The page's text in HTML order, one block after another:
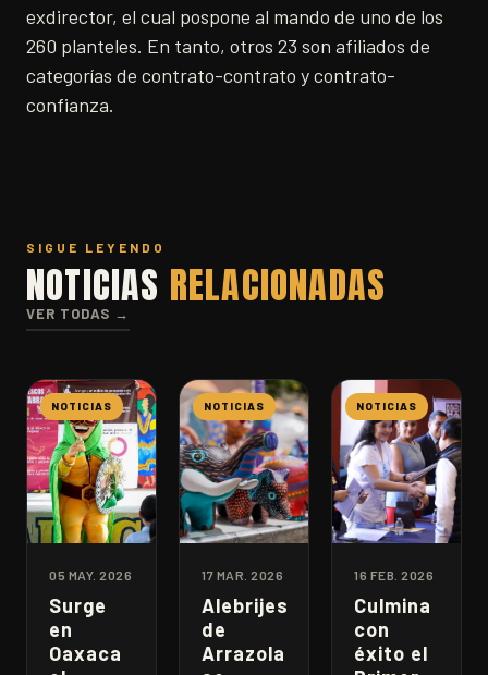
exdirector, el cual pospone al mando de uno de los
260 planteles. En tanto, otros 23 son afiliados de
categorías de contrato-contrato y contrato-
confianza.
SIGUE LEYENDO
NOTICIAS RELACIONADAS
VER TODAS →
NOTICIAS
05 MAY. 2026
Surge
en
Oaxaca
NOTICIAS
17 MAR. 2026
Alebrijes
de
Arrazola
NOTICIAS
16 FEB. 2026
Culmina
con
éxito el